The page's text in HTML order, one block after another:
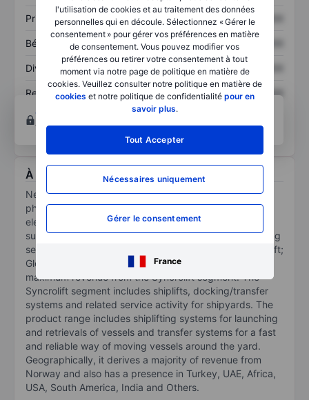
l'utilisation de cookies et au traitement des données
personnelles qui en découle. Sélectionnez « Gérer le
consentement » pour gérer vos préférences en matière
de consentement. Vous pouvez modifier vos
préférences ou retirer votre consentement à tout
moment via notre page de politique en matière de
cookies. Veuillez consulter notre politique en matière de
cookies et notre politique de confidentialité pour en
savoir plus.
Tout Accepter
Nécessaires uniquement
Gérer le consentement
France
Prix / ventes XXXXXXX XXXXXXX
Bénéfice par action XXXXXXX
Dividende par action XXXXXXX XXXXXXX
Rendement des
XXXXXXX
XXXXXXX
Ouvrir un compte
pour accéder à d’autres outils
techniques et d’analyses.
À propos Nekkar ASA
Nekkar ASA is a company based on an industrial
philosophy utilizing smart design, digitalization, and
electrification to achieve higher efficiency and more
sustainable solutions for multiple industries. Its operating
segments include: Syncrolift; Intellilift; Techano Oceanlift;
Globetech; and others. The company generates
maximum revenue from the Syncrolift segment. The
Syncrolift segment includes shiplifts, docking/transfer
systems and related service activity for shipyards. The
product range includes shiplifting systems for launching
and retrievals of vessels and transfer systems for a fast
and reliable way of moving vessels around the yard.
Geographically, it derives a majority of revenue from
Norway and also has a presence in Turkey, UAE, Africa,
USA, South America, India and Others.